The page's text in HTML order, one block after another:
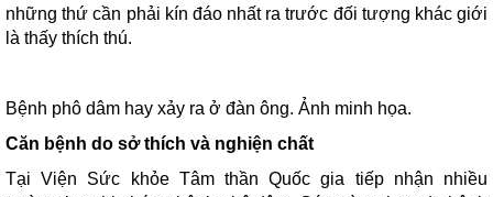
những thứ cần phải kín đáo nhất ra trước đối tượng khác giới
là thấy thích thú.
Bệnh phô dâm hay xảy ra ở đàn ông. Ảnh minh họa.
Căn bệnh do sở thích và nghiện chất
Tại Viện Sức khỏe Tâm thần Quốc gia tiếp nhận nhiều